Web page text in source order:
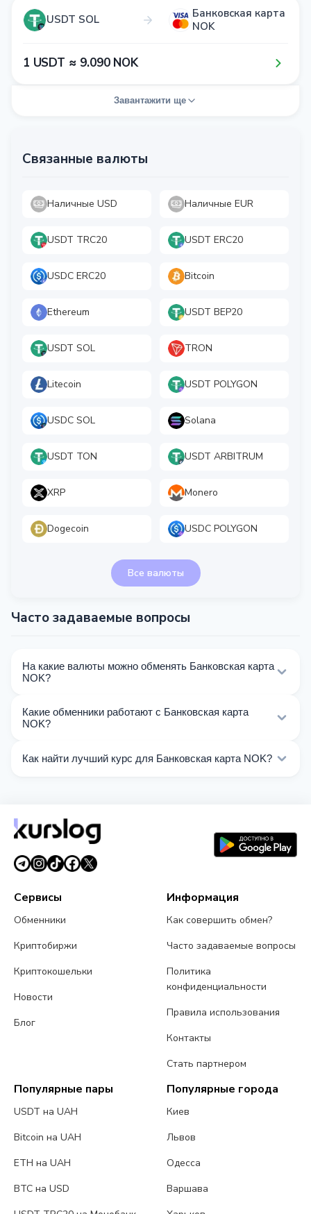
USDT SOL
Банковская карта
NOK
1​ USDT ≈ 9​.0​9​0​ NOK
Завантажити ще
Связанные валюты
Наличные USD Наличные EUR
USDT TRC20 USDT ERC20
USDC ERC20 Bitcoin
Ethereum USDT BEP20
USDT SOL TRON
Litecoin USDT POLYGON
USDC SOL Solana
USDT TON USDT ARBITRUM
XRP Monero
Dogecoin USDC POLYGON
Все валюты
Часто задаваемые вопросы
На какие валюты можно обменять Банковская карта
NOK?
Банковская карта NOK. Выберите нужное
Какие обменники работают с Банковская карта
NOK?
операции с Банковская карта NOK.
Как найти лучший курс для Банковская карта NOK?
обновляются в реальном времени.
Сервисы
Обменники
Криптобиржи
Криптокошельки
Новости
Блог
Информация
Как совершить обмен?
Часто задаваемые вопросы
Политика
конфиденциальности
Правила использования
Контакты
Стать партнером
Популярные пары
USDT на UAH
Bitcoin на UAH
ETH на UAH
BTC на USD
Популярные города
Киев
Львов
Одесса
Варшава